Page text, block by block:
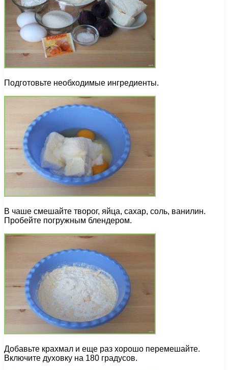
Подготовьте необходимые ингредиенты.
В чаше смешайте творог, яйца, сахар, соль, ванилин.
Пробейте погружным блендером.
Добавьте крахмал и еще раз хорошо перемешайте.
Включите духовку на 180 градусов.